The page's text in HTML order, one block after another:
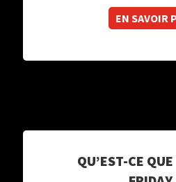
EN SAVOIR
QU’EST-CE